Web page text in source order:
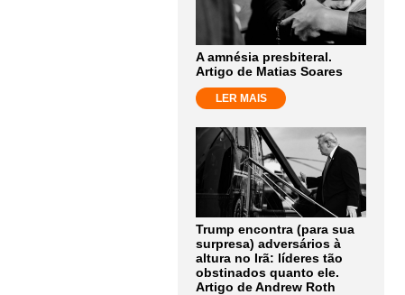
A amnésia presbiteral.
Artigo de Matias Soares
LER MAIS
Trump encontra (para sua
surpresa) adversários à
altura no Irã: líderes tão
obstinados quanto ele.
Artigo de Andrew Roth